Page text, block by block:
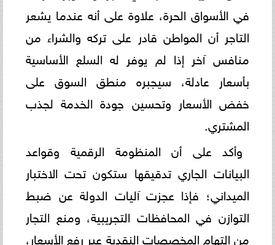
في الأسواق الحرة، علاوة على أنه عندما يشعر
التاجر أن المواطن قادر على تركه والشراء من
منافس آخر إذا لم يوفر له السلع الأساسية
بأسعار عادلة، سيجبره منطق السوق على
خفض الأسعار وتحسين جودة الخدمة لجذب
المشتري.
وأكد على أن المنظومة الرقمية وقواعد
البيانات الجاري تدقيقها ستكون تحت الاختبار
الميداني؛ فإذا عجزت آليات الدولة عن ضبط
التوازن في المحافظات التجريبية، ومنع التجار
من التهام المخصصات النقدية عبر رفع الأسعار،